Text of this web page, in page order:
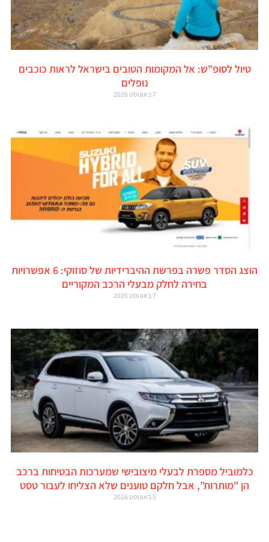
טיול לסופ"ש: אל המקומות הטובים בישראל לראות כוכבים
נופלים
7 באוגוסט 2026
הוצג הסדר פשרה בפרשת ההיברידיות של סוזוקי: 6 אפשרויות
בחירה לחלק מבעלי הרכב המקוריים
7 באוגוסט 2026
כלמוביל מספרת לבעלי מיצובישי שמערכות הבטיחות ברכב
הן "מותרות", אבל חלקם טוענים שלא הצליחו לעבור טסט
5 באוגוסט 2026